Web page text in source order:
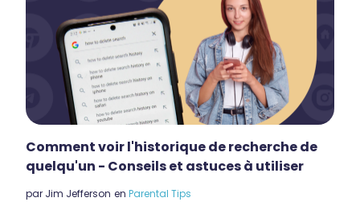
Comment voir l'historique de recherche de
quelqu'un - Conseils et astuces à utiliser
par Jim Jefferson en Parental Tips